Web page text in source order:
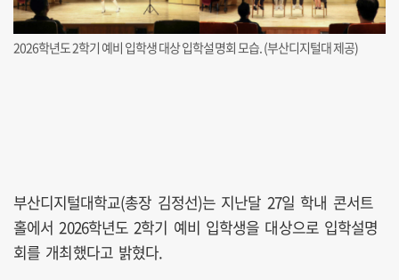
2026학년도 2학기 예비 입학생 대상 입학설명회 모습. (부산디지털대 제공)
부산디지털대학교(총장 김정선)는 지난달 27일 학내 콘서트
홀에서 2026학년도 2학기 예비 입학생을 대상으로 입학설명
회를 개최했다고 밝혔다.